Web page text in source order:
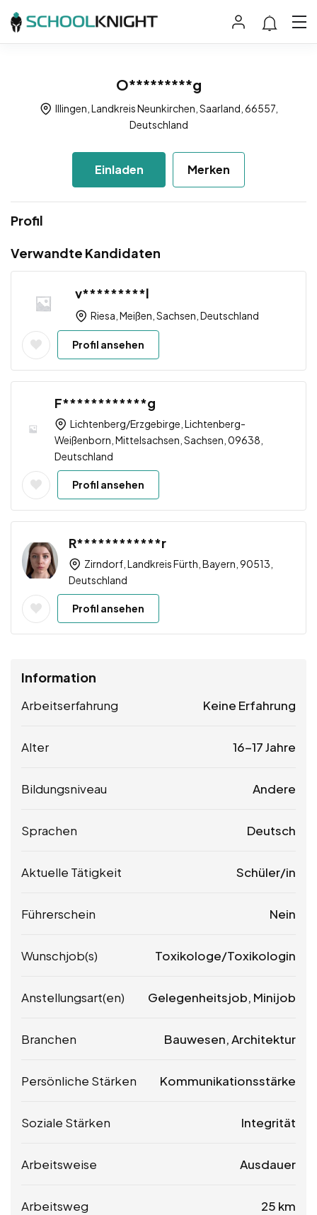
O*********g
Illingen, Landkreis Neunkirchen, Saarland, 66557,
Deutschland
Einladen Merken
Profil
Verwandte Kandidaten
v*********l
Riesa, Meißen, Sachsen, Deutschland
Profil ansehen
F************g
Lichtenberg/Erzgebirge, Lichtenberg-
Weißenborn, Mittelsachsen, Sachsen, 09638,
Deutschland
Profil ansehen
R************r
Zirndorf, Landkreis Fürth, Bayern, 90513,
Deutschland
Profil ansehen
Information
Arbeitserfahrung Keine Erfahrung
Alter 16-17 Jahre
Bildungsniveau Andere
Sprachen Deutsch
Aktuelle Tätigkeit Schüler/in
Führerschein Nein
Wunschjob(s) Toxikologe/Toxikologin
Anstellungsart(en) Gelegenheitsjob, Minijob
Branchen Bauwesen, Architektur
Persönliche Stärken Kommunikationsstärke
Soziale Stärken Integrität
Arbeitsweise Ausdauer
Arbeitsweg 25 km